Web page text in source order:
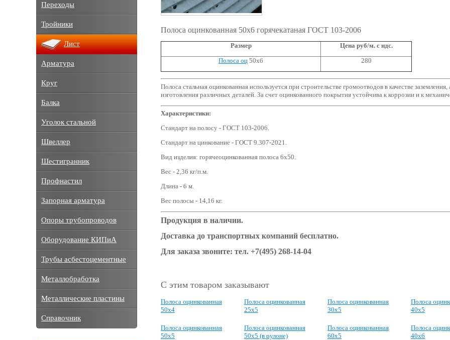
Полоса оцинкованная 50х6 горячекатаная ГОСТ 103-2006
Размер
Цена руб/м. с ндс.
Полоса оц 50х6 280
Полоса стальная оцинкованная используется при строительстве громоотводов в качестве заземления,
изготовления различных деталей. За счет оцинкованного покрытия устойчива к коррозии и к
Характеристики:
Стандарт на полосу - ГОСТ 103-2006.
Стандарт на цинкование - ГОСТ 9.307-2021.
Вид изделия: горячеоцинкованная полоса 6х50.
Вес - 2,36 кг/п.м.
Длина - 6 м.
Вес полосы - 14,16 кг.
Продукция в наличии.
Доставка до транспортных компаний бесплатно.
Для заказа звоните: тел. +7(495) 268-14-04
С этим товаром заказывают
Полоса оцинкованная
50х4
Полоса оцинкованная
25х5
Полоса оцинкованная
30х5
Полоса
40х5
Полоса оцинкованная
50х5
Полоса оцинкованная
50х5 (в рулоне)
Полоса оцинкованная
60х5
Полоса
40х6
Переходы
Тройники
Лист
Арматура
Круг
Балка
Уголок стальной
Швеллер
Шестигранник
Профнастил
Запорная арматура
Опоры трубопроводов
Оборудование КИПиА
Трубы асбестоцементные
Металлобработка
Металлические пластины
Справочник